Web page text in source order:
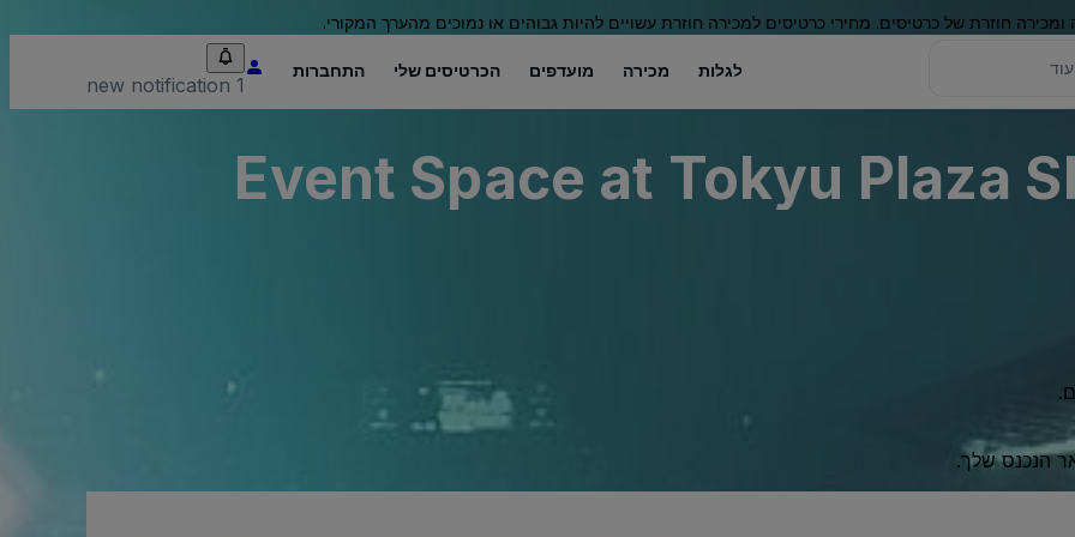
ומכירה חוזרת של כרטיסים. מחירי כרטיסים למכירה חוזרת עשויים להיות גבוהים או נמוכים מהערך המקורי.
לגלות מכירה מועדפים הכרטיסים שלי התחברות
1 new notification
Event Space at Tokyu Plaza
הנכנס שלך.